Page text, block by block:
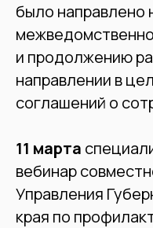
было направлено
и продолжению
направлении в
соглашений о
11 марта
вебинар
Управления
края по